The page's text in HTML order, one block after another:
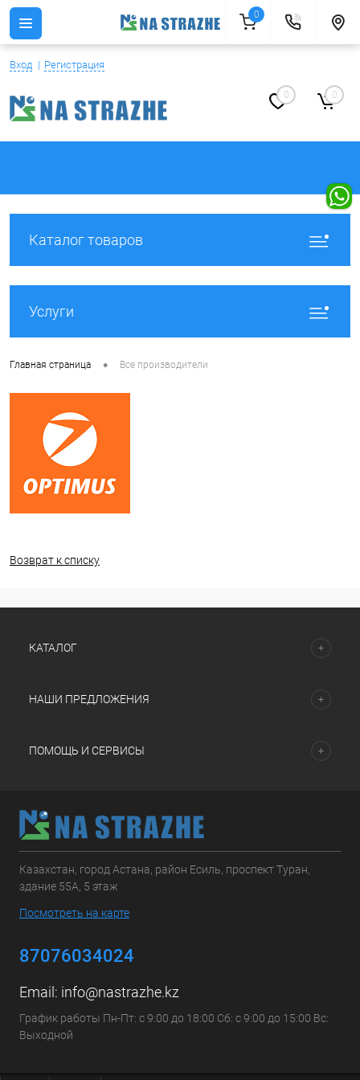
Вход Регистрация
0 0
Каталог товаров
Услуги
Главная страница • Все производители
Возврат к списку
КАТАЛОГ
НАШИ ПРЕДЛОЖЕНИЯ
ПОМОЩЬ И СЕРВИСЫ
Казахстан, город Астана, район Есиль, проспект Туран,
здание 55А, 5 этаж
Посмотреть на карте
87076034024
Email: info@nastrazhe.kz
График работы Пн-Пт: с 9:00 до 18:00 Сб: с 9:00 до 15:00 Вс:
Выходной
0